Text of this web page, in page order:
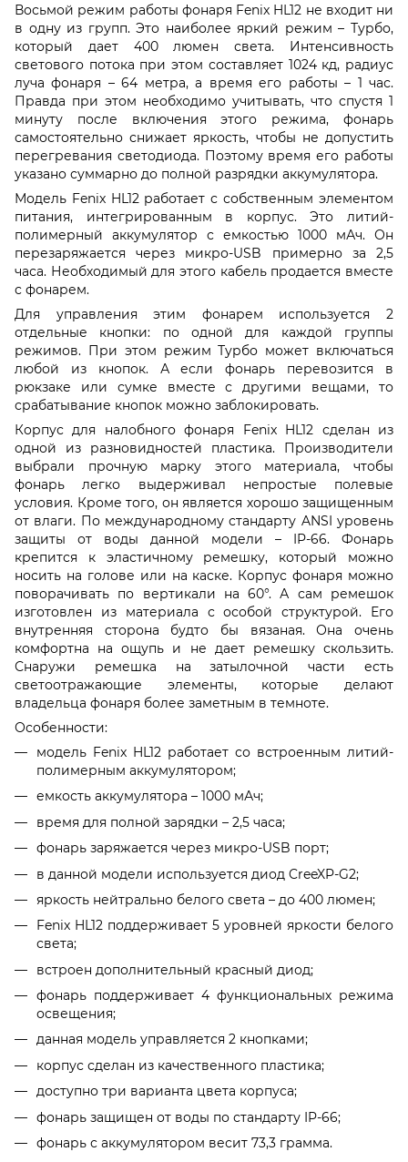
Восьмой режим работы фонаря Fenix HL12 не входит ни
в одну из групп. Это наиболее яркий режим – Турбо,
который дает 400 люмен света. Интенсивность
светового потока при этом составляет 1024 кд, радиус
луча фонаря – 64 метра, а время его работы – 1 час.
Правда при этом необходимо учитывать, что спустя 1
минуту после включения этого режима, фонарь
самостоятельно снижает яркость, чтобы не допустить
перегревания светодиода. Поэтому время его работы
указано суммарно до полной разрядки аккумулятора.
Модель Fenix HL12 работает с собственным элементом
питания, интегрированным в корпус. Это литий-
полимерный аккумулятор с емкостью 1000 мАч. Он
перезаряжается через микро-USB примерно за 2,5
часа. Необходимый для этого кабель продается вместе
с фонарем.
Для управления этим фонарем используется 2
отдельные кнопки: по одной для каждой группы
режимов. При этом режим Турбо может включаться
любой из кнопок. А если фонарь перевозится в
рюкзаке или сумке вместе с другими вещами, то
срабатывание кнопок можно заблокировать.
Корпус для налобного фонаря Fenix HL12 сделан из
одной из разновидностей пластика. Производители
выбрали прочную марку этого материала, чтобы
фонарь легко выдерживал непростые полевые
условия. Кроме того, он является хорошо защищенным
от влаги. По международному стандарту ANSI уровень
защиты от воды данной модели – IP-66. Фонарь
крепится к эластичному ремешку, который можно
носить на голове или на каске. Корпус фонаря можно
поворачивать по вертикали на 60°. А сам ремешок
изготовлен из материала с особой структурой. Его
внутренняя сторона будто бы вязаная. Она очень
комфортна на ощупь и не дает ремешку скользить.
Снаружи ремешка на затылочной части есть
светоотражающие элементы, которые делают
владельца фонаря более заметным в темноте.
Особенности:
модель Fenix HL12 работает со встроенным литий-
полимерным аккумулятором;
емкость аккумулятора – 1000 мАч;
время для полной зарядки – 2,5 часа;
фонарь заряжается через микро-USB порт;
в данной модели используется диод CreeXP-G2;
яркость нейтрально белого света – до 400 люмен;
Fenix HL12 поддерживает 5 уровней яркости белого
света;
встроен дополнительный красный диод;
фонарь поддерживает 4 функциональных режима
освещения;
данная модель управляется 2 кнопками;
корпус сделан из качественного пластика;
доступно три варианта цвета корпуса;
фонарь защищен от воды по стандарту IP-66;
фонарь с аккумулятором весит 73,3 грамма.